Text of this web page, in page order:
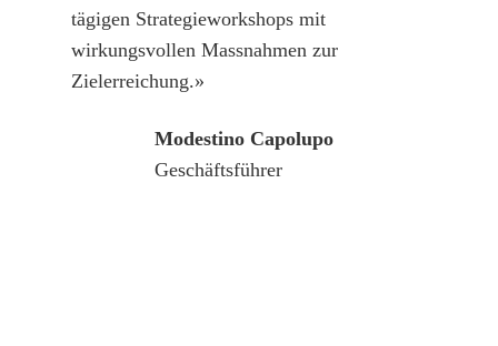
tägigen Strategieworkshops mit
wirkungsvollen Massnahmen zur
Zielerreichung.»
Modestino Capolupo
Geschäftsführer